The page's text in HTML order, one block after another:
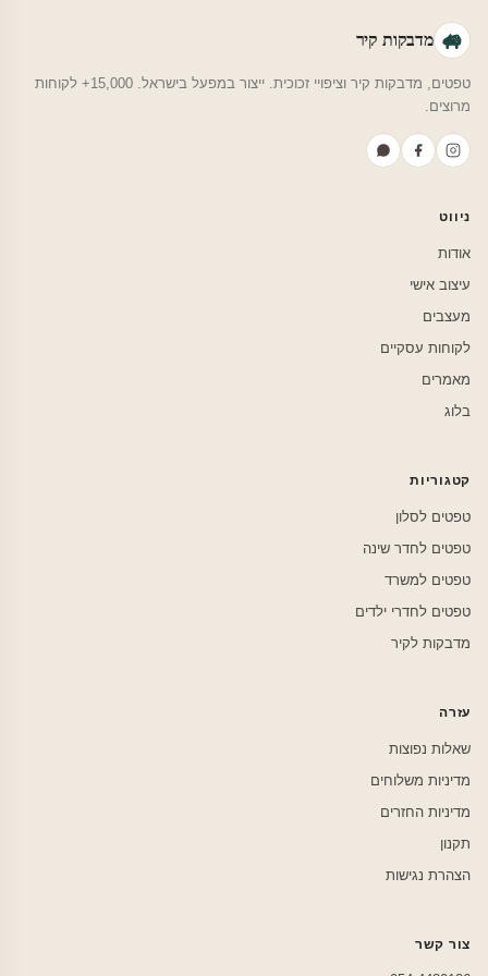
מדבקות קיר
טפטים, מדבקות קיר וציפויי זכוכית. ייצור במפעל בישראל. 15,000+ לקוחות
מרוצים.
ניווט
אודות
עיצוב אישי
מעצבים
לקוחות עסקיים
מאמרים
בלוג
קטגוריות
טפטים לסלון
טפטים לחדר שינה
טפטים למשרד
טפטים לחדרי ילדים
מדבקות לקיר
עזרה
שאלות נפוצות
מדיניות משלוחים
מדיניות החזרים
תקנון
הצהרת נגישות
צור קשר